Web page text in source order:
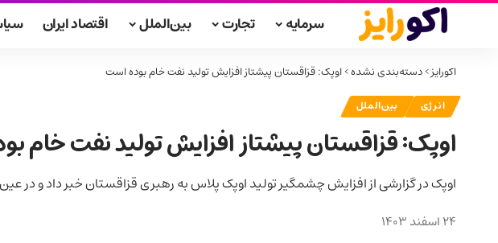
سرمایه تجارت بین‌الملل اقتصاد ایران
اکورایز>دسته‌بندی نشده>اوپک: قزاقستان پیشتاز افزایش تولید نفت خام بوده است
انرژی بین‌الملل
اوپک: قزاقستان پیشتاز افزایش تولید نفت خام
اوپک در گزارشی از افزایش چشمگیر تولید اوپک پلاس به رهبری قزاقستان خبر داد و در
24 اسفند 1403